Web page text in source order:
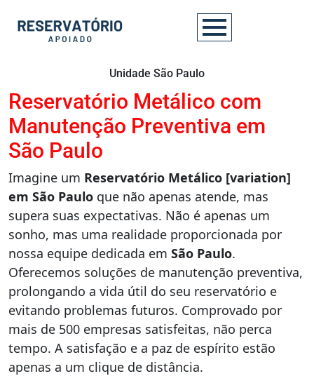
Unidade São Paulo
Reservatório Metálico com
Manutenção Preventiva em
São Paulo
Imagine um Reservatório Metálico [variation]
em São Paulo que não apenas atende, mas
supera suas expectativas. Não é apenas um
sonho, mas uma realidade proporcionada por
nossa equipe dedicada em São Paulo.
Oferecemos soluções de manutenção preventiva,
prolongando a vida útil do seu reservatório e
evitando problemas futuros. Comprovado por
mais de 500 empresas satisfeitas, não perca
tempo. A satisfação e a paz de espírito estão
apenas a um clique de distância.